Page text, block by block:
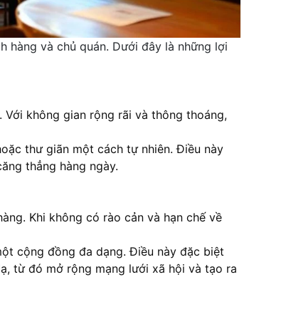
hàng và chủ quán. Dưới đây là những lợi
không gian rộng rãi và thông thoáng,
thư giãn một cách tự nhiên. Điều này
thẳng hàng ngày.
Khi không có rào cản và hạn chế về
cộng đồng đa dạng. Điều này đặc biệt
từ đó mở rộng mạng lưới xã hội và tạo ra